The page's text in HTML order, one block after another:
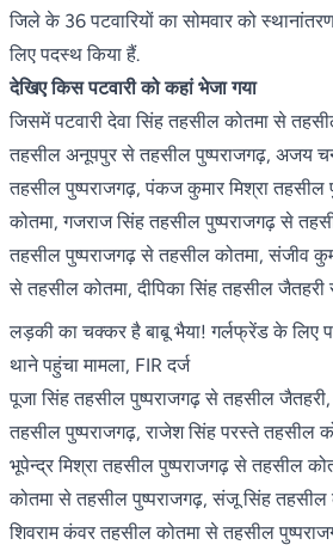
जिले के 36 पटवारियों का सोमवार को
लिए पदस्थ किया हैं.
देखिए किस पटवारी को कहां भेजा गया
जिसमें पटवारी देवा सिंह तहसील कोतमा से
तहसील अनूपपुर से तहसील पुष्पराजगढ़, अजय
तहसील पुष्पराजगढ़, पंकज कुमार मिश्रा तहसील
कोतमा, गजराज सिंह तहसील पुष्पराजगढ़ से
तहसील पुष्पराजगढ़ से तहसील कोतमा, संजीव
से तहसील कोतमा, दीपिका सिंह तहसील
लड़की का चक्कर है बाबू भैया! गर्लफ्रेंड के लिए
थाने पहुंचा मामला, FIR दर्ज
पूजा सिंह तहसील पुष्पराजगढ़ से तहसील
तहसील पुष्पराजगढ़, राजेश सिंह परस्ते तहसील
भूपेन्द्र मिश्रा तहसील पुष्पराजगढ़ से तहसील
कोतमा से तहसील पुष्पराजगढ़, संजू सिंह
शिवराम कंवर तहसील कोतमा से तहसील